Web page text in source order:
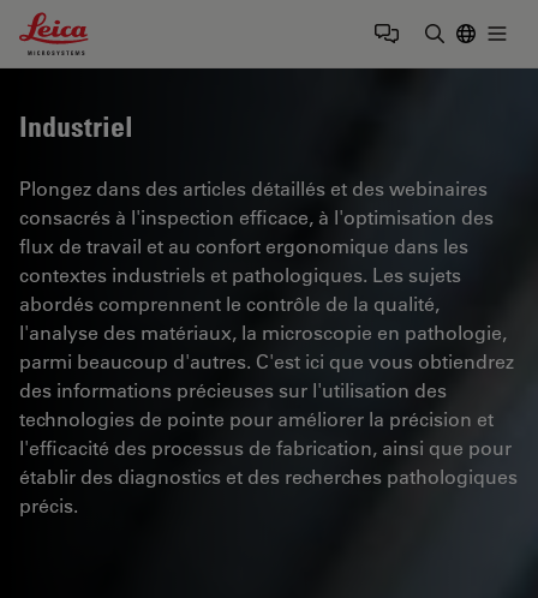
Leica Microsystems Logo
Industriel
Plongez dans des articles détaillés et des webinaires
consacrés à l'inspection efficace, à l'optimisation des
flux de travail et au confort ergonomique dans les
contextes industriels et pathologiques. Les sujets
abordés comprennent le contrôle de la qualité,
l'analyse des matériaux, la microscopie en pathologie,
parmi beaucoup d'autres. C'est ici que vous obtiendrez
des informations précieuses sur l'utilisation des
technologies de pointe pour améliorer la précision et
l'efficacité des processus de fabrication, ainsi que pour
établir des diagnostics et des recherches pathologiques
précis.